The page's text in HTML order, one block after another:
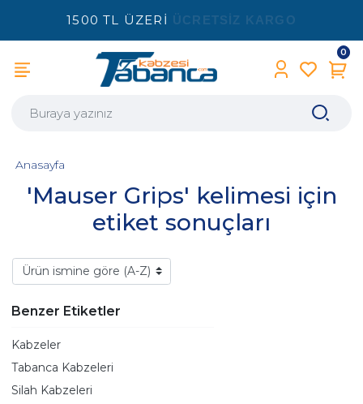
1500 TL ÜZERİ ÜCRETSİZ KARGO
0
'Mauser Grips' kelimesi için
etiket sonuçları
Anasayfa
Benzer Etiketler
Kabzeler
Tabanca Kabzeleri
Silah Kabzeleri